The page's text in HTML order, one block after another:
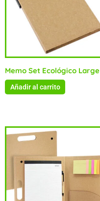
Memo Set Ecológico Large
Añadir al carrito